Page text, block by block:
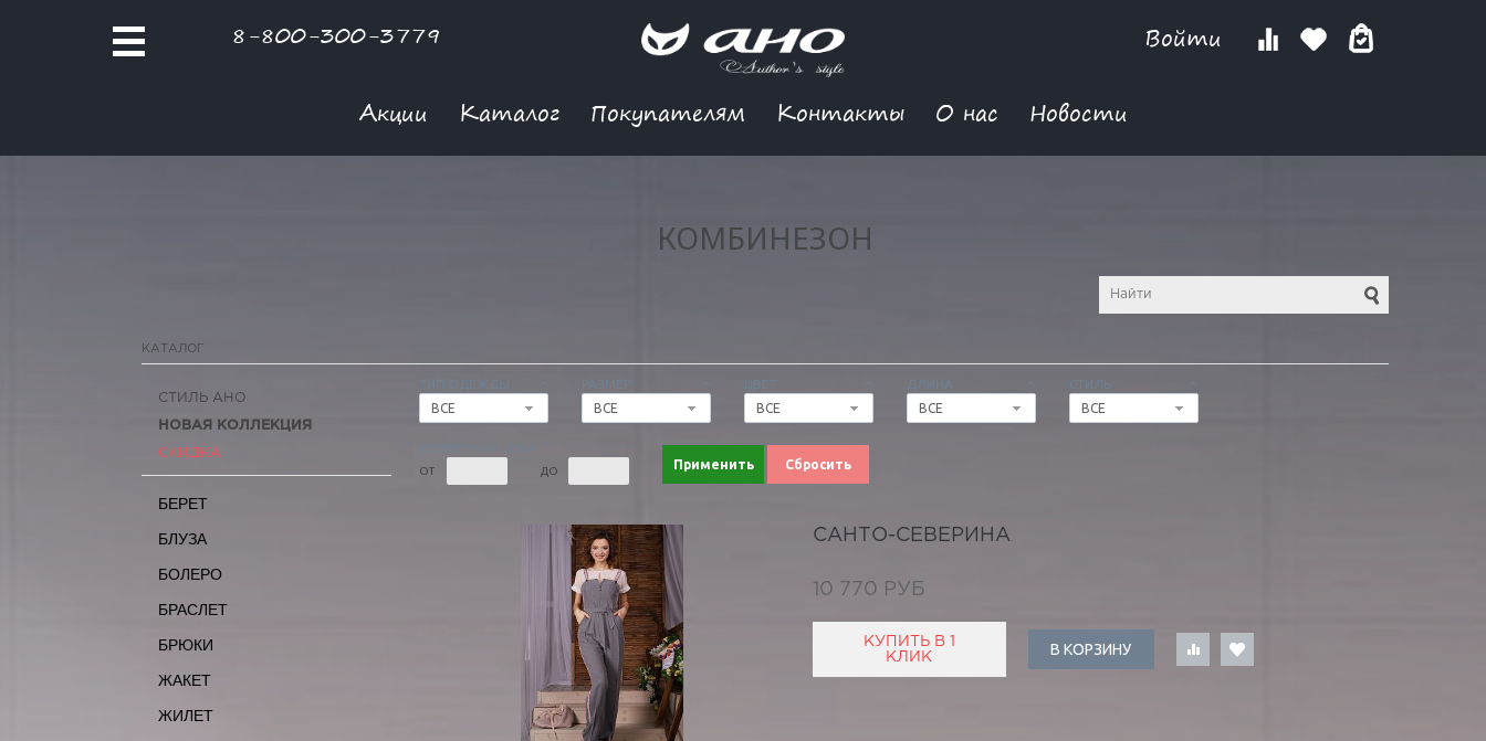
8-800-300-3779 Войти
Акции Каталог Покупателям Контакты О нас Новости
КОМБИНЕЗОН
КАТАЛОГ
ВСЕ
ВСЕ
ВСЕ
ВСЕ
СТИЛЬ
ВСЕ
ОТ ДО Применить Сбросить
СТИЛЬ АНО
НОВАЯ КОЛЛЕКЦИЯ
СКИДКА
БЕРЕТ
БЛУЗА
БОЛЕРО
БРАСЛЕТ
БРЮКИ
ЖАКЕТ
ЖИЛЕТ
САНТО-СЕВЕРИНА
10 770 РУБ
КУПИТЬ В 1
КЛИК
В КОРЗИНУ